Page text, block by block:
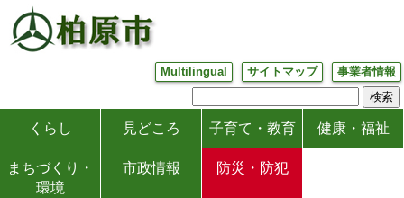
Multilingual サイトマップ 事業者情報
くらし 見どころ 子育て・教育 健康・福祉
まちづくり・
環境
市政情報 防災・防犯